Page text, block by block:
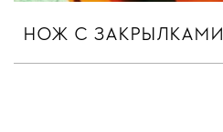
НОЖ С ЗАКРЫЛКАМИ